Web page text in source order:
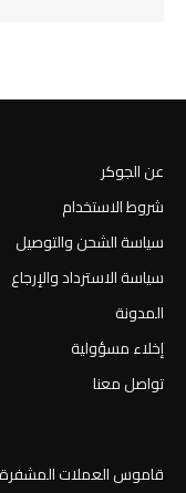
عن الجوكر
شروط الاستخدام
سياسة الشحن والتوصيل
سياسة الاسترداد والإرجاع
المدونة
إخلاء مسؤولية
تواصل معنا
قاموس العملات المشفرة